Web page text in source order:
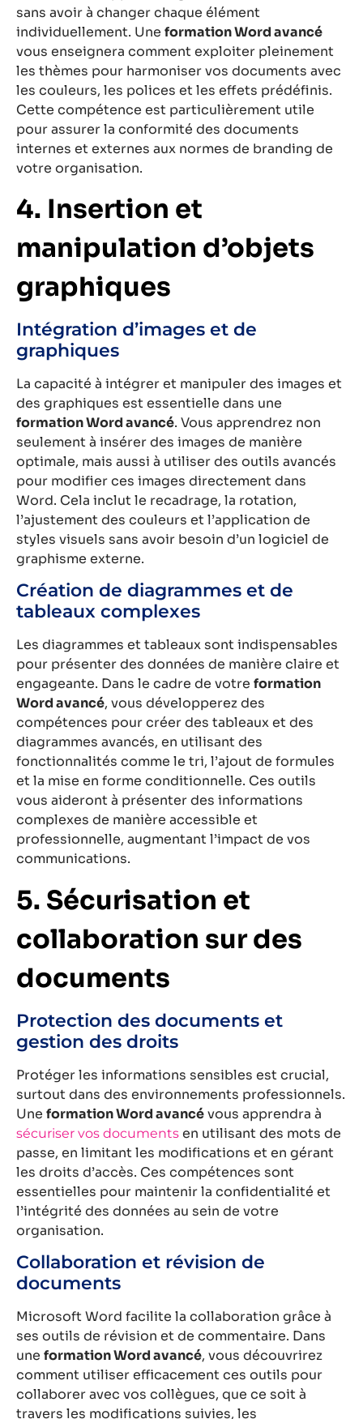
sans avoir à changer chaque élément
individuellement. Une formation Word avancé
vous enseignera comment exploiter pleinement
les thèmes pour harmoniser vos documents avec
les couleurs, les polices et les effets prédéfinis.
Cette compétence est particulièrement utile
pour assurer la conformité des documents
internes et externes aux normes de branding de
votre organisation.
4. Insertion et
manipulation d’objets
graphiques
Intégration d’images et de
graphiques
La capacité à intégrer et manipuler des images et
des graphiques est essentielle dans une
formation Word avancé. Vous apprendrez non
seulement à insérer des images de manière
optimale, mais aussi à utiliser des outils avancés
pour modifier ces images directement dans
Word. Cela inclut le recadrage, la rotation,
l’ajustement des couleurs et l’application de
styles visuels sans avoir besoin d’un logiciel de
graphisme externe.
Création de diagrammes et de
tableaux complexes
Les diagrammes et tableaux sont indispensables
pour présenter des données de manière claire et
engageante. Dans le cadre de votre formation
Word avancé, vous développerez des
compétences pour créer des tableaux et des
diagrammes avancés, en utilisant des
fonctionnalités comme le tri, l’ajout de formules
et la mise en forme conditionnelle. Ces outils
vous aideront à présenter des informations
complexes de manière accessible et
professionnelle, augmentant l’impact de vos
communications.
5. Sécurisation et
collaboration sur des
documents
Protection des documents et
gestion des droits
Protéger les informations sensibles est crucial,
surtout dans des environnements professionnels.
Une formation Word avancévous apprendra à
sécuriser vos documents en utilisant des mots de
passe, en limitant les modifications et en gérant
les droits d’accès. Ces compétences sont
essentielles pour maintenir la confidentialité et
l’intégrité des données au sein de votre
organisation.
Collaboration et révision de
documents
Microsoft Word facilite la collaboration grâce à
ses outils de révision et de commentaire. Dans
une formation Word avancé, vous découvrirez
comment utiliser efficacement ces outils pour
collaborer avec vos collègues, que ce soit à
travers les modifications suivies, les